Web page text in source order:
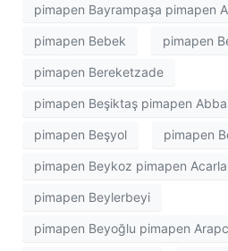
pimapen Bayrampaşa pimapen
pimapen Bebek pimapen
pimapen Bereketzade
pimapen Beşiktaş pimapen
pimapen Beşyol pimapen
pimapen Beykoz pimapen
pimapen Beylerbeyi
pimapen Beyoğlu pimapen